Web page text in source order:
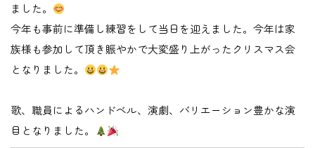
ました。
今年も事前に準備し練習をして当日を迎えました。今年は家
族様も参加して頂き賑やかで大変盛り上がったクリスマス会
となりました。
歌、職員によるハンドベル、演劇、バリエーション豊かな演
目となりました。